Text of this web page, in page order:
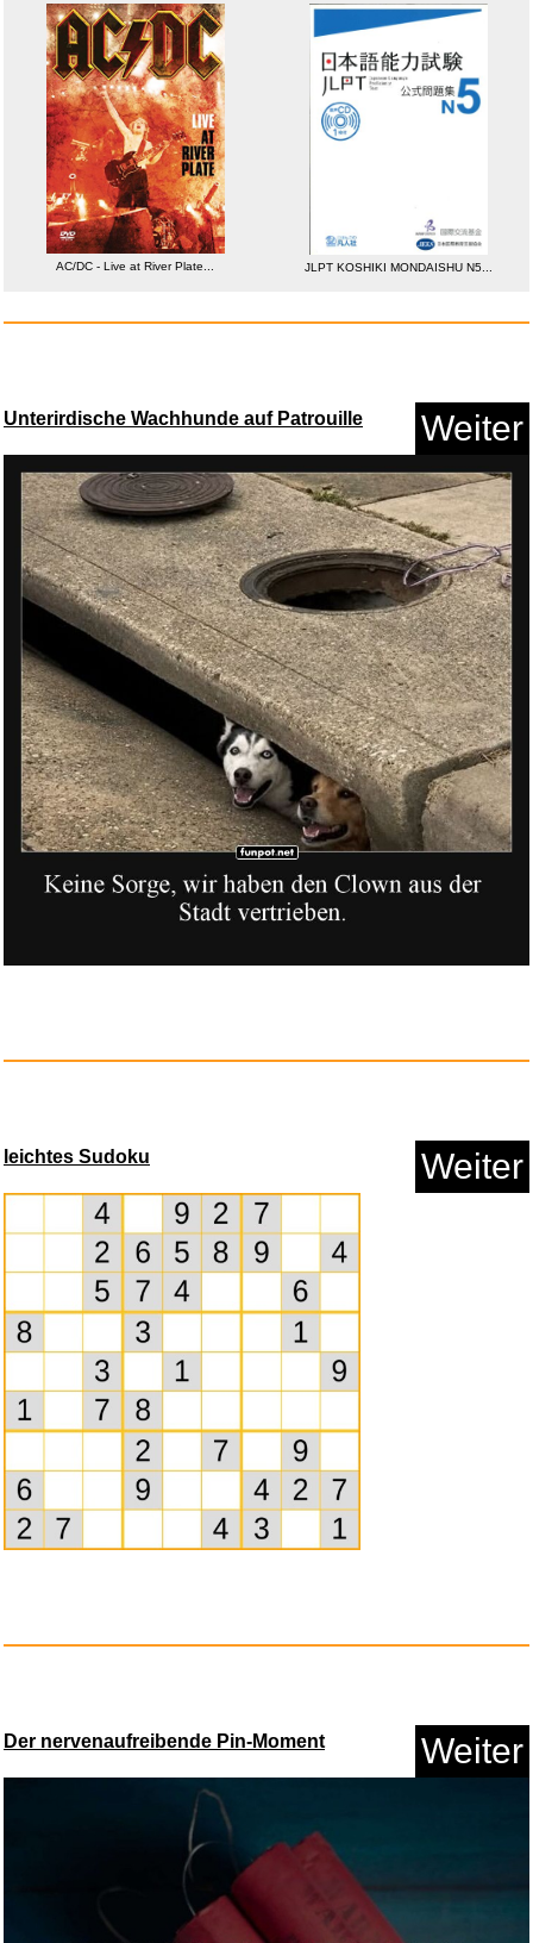
McAfee Total Protection, 5-Ger...
Nur Die 2er Schuhsöckchen...
Anzeige
Vienna...
AC/DC - Live at River Plate...
AC/DC - Live at River Plate... JLPT KOSHIKI MONDAISHU N5...
Unterirdische Wachhunde auf Patrouille Weiter
leichtes Sudoku Weiter
Der nervenaufreibende Pin-Moment Weiter